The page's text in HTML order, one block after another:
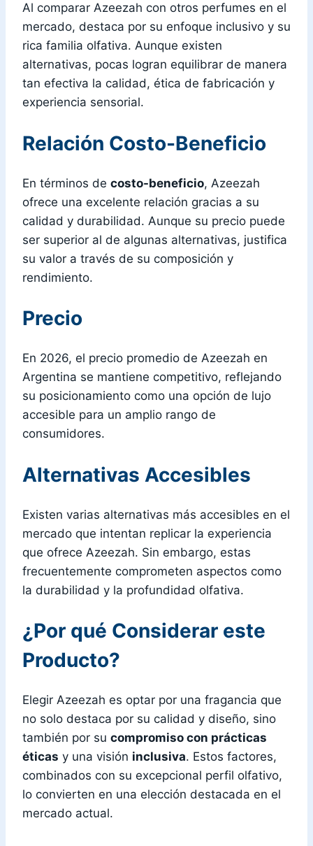
Al comparar Azeezah con otros perfumes en el
mercado, destaca por su enfoque inclusivo y su
rica familia olfativa. Aunque existen
alternativas, pocas logran equilibrar de manera
tan efectiva la calidad, ética de fabricación y
experiencia sensorial.
Relación Costo-Beneficio
En términos de costo-beneficio, Azeezah
ofrece una excelente relación gracias a su
calidad y durabilidad. Aunque su precio puede
ser superior al de algunas alternativas, justifica
su valor a través de su composición y
rendimiento.
Precio
En 2026, el precio promedio de Azeezah en
Argentina se mantiene competitivo, reflejando
su posicionamiento como una opción de lujo
accesible para un amplio rango de
consumidores.
Alternativas Accesibles
Existen varias alternativas más accesibles en el
mercado que intentan replicar la experiencia
que ofrece Azeezah. Sin embargo, estas
frecuentemente comprometen aspectos como
la durabilidad y la profundidad olfativa.
¿Por qué Considerar este
Producto?
Elegir Azeezah es optar por una fragancia que
no solo destaca por su calidad y diseño, sino
también por su compromiso con prácticas
éticas y una visión inclusiva. Estos factores,
combinados con su excepcional perfil olfativo,
lo convierten en una elección destacada en el
mercado actual.